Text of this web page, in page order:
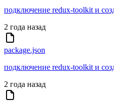
подключение redux-toolkit и
2 года назад
package.json
подключение redux-toolkit и
2 года назад